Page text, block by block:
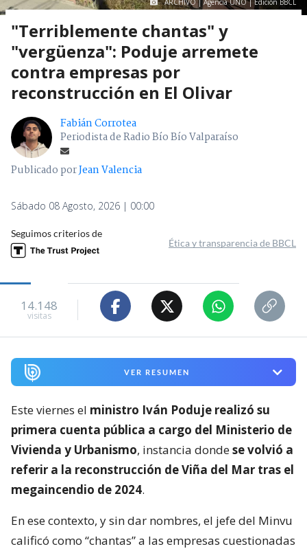
ARCHIVO | Agencia UNO | Edición BBCL
"Terriblemente chantas" y
"vergüenza": Poduje arremete
contra empresas por
reconstrucción en El Olivar
Fabián Corrotea
Periodista de Radio Bío Bío Valparaíso
Publicado porJean Valencia
Sábado 08 Agosto, 2026 | 00:00
Seguimos criterios de
Ética y transparencia de BBCL
14.148
visitas
VER RESUMEN
Este viernes el ministro Iván Poduje realizó su
primera cuenta pública a cargo del Ministerio de
Vivienda y Urbanismo, instancia dondese volvió a
referir a la reconstrucción de Viña del Mar tras el
megaincendio de 2024.
En ese contexto, y sin dar nombres, el jefe del Minvu
calificó como “chantas” a las empresas cuestionadas